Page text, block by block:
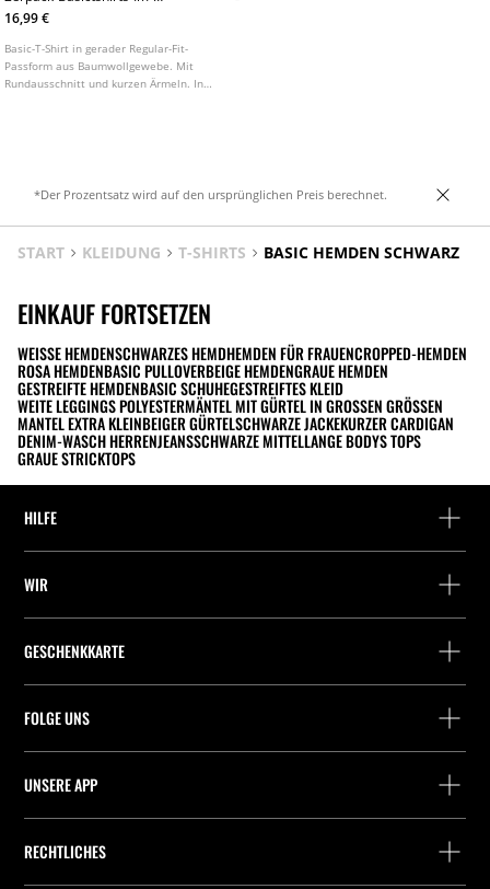
Regularfit
16,99 €
Basic-T-Shirt in gerader Regular-Fit-
Passform aus Baumwollgewebe. Mit
Rundausschnitt und kurzen Ärmeln. In
*Der Prozentsatz wird auf den ursprünglichen Preis berechnet.
START KLEIDUNG T-SHIRTS BASIC HEMDEN SCHWARZ
EINKAUF FORTSETZEN
WEISSE HEMDEN SCHWARZES HEMDHEMDEN FÜR FRAUENCROPPED-HEMDEN
ROSA HEMDENBASIC PULLOVERBEIGE HEMDENGRAUE HEMDEN
GESTREIFTE HEMDENBASIC SCHUHEGESTREIFTES KLEID
WEITE LEGGINGS POLYESTERMÄNTEL MIT GÜRTEL IN GROSSEN GRÖSSEN
MANTEL EXTRA KLEINBEIGER GÜRTELSCHWARZE JACKEKURZER CARDIGAN
DENIM-WASCH HERRENJEANSSCHWARZE MITTELLANGE BODYS TOPS
GRAUE STRICKTOPS
HILFE
Wo befindet sich deine Bestellung gerade?
Packstation-Finder
Präferenz-Cookies
WIR
Unternehmen
Company Profile
GESCHENKKARTE
Kauf einer Geschenkkarte
FOLGE UNS
UNSERE APP
RECHTLICHES